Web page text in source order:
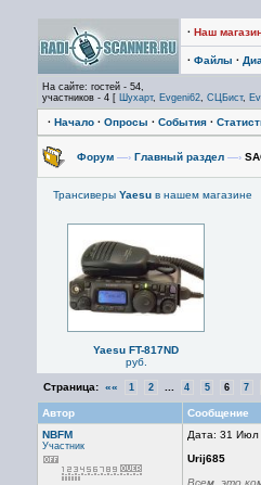
· Наш
· Файлы ·
На сайте: гостей - 54,
участников - 4 [ Шухарт, Evgeni62, СЦБист,
· Начало · Опросы · События ·
Форум —› Главный раздел —›
Трансиверы Yaesu в нашем магазине
Yaesu FT-817ND
руб.
Страница: «« 1 2 4 5 6 7
Автор
Сообщение
NBFM
Участник
Дата: 31 Июл
Urij685
Всем, это